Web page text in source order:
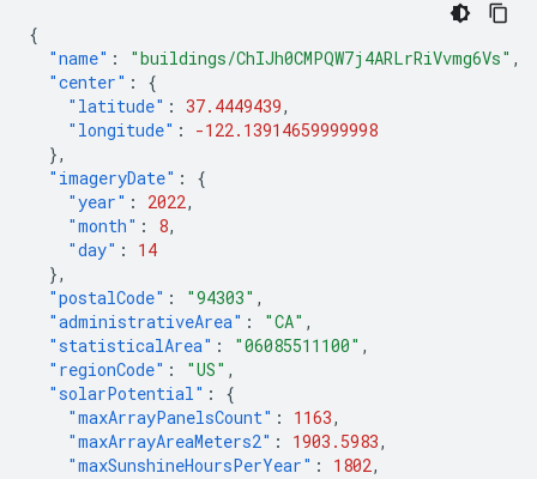
{
"name" : "buildings/ChIJh0CMPQW7j4ARLrRiVvmg6Vs" ,
"center" :
{
"latitude" : 37.4449439,
"longitude" :
-122.13914659999998
},
"imageryDate" :
{
"year" : 2022,
"month" : 8,
"day" :
14
},
"postalCode" : "94303" ,
"administrativeArea" : "CA" ,
"statisticalArea" : "06085511100" ,
"regionCode" : "US" ,
"solarPotential" :
{
"maxArrayPanelsCount" : 1163,
"maxArrayAreaMeters2" : 1903.5983,
"maxSunshineHoursPerYear" : 1802,